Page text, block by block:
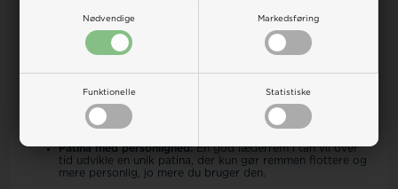
Nødvendige Markedsføring
Funktionelle Statistiske
luksuriøst og moderne udtryk.
Hvorfor vælge en urrem i Tan?
spiller smukt sammen med kasser i både rustfrit stål og
Patina med personlighed:En god læderrem i tan vil over
tid udvikle en unik patina, der kun gør remmen flottere og
mere personlig, jo mere du bruger den.